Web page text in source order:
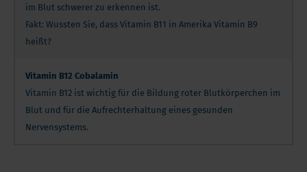
im Blut schwerer zu erkennen ist.
Fakt: Wussten Sie, dass Vitamin B11 in Amerika Vitamin B9
heißt?
Vitamin B12 Cobalamin
Vitamin B12 ist wichtig für die Bildung roter Blutkörperchen im
Blut und für die Aufrechterhaltung eines gesunden
Nervensystems.